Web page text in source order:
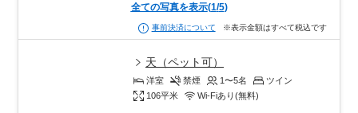
全ての写真を表示(1/5)
事前決済について ※表示金額はすべて税込です
天（ペット可）
洋室 禁煙 1〜5名
ツイン
106平米 Wi-Fiあり(無料)